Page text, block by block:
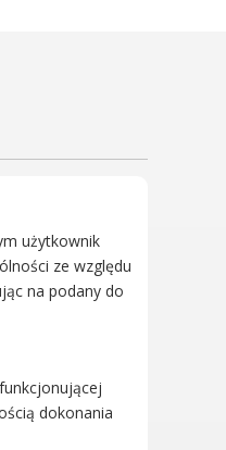
Rolno-
w Szreniawie
użytkownik
ze względu
na podany do
dokonania